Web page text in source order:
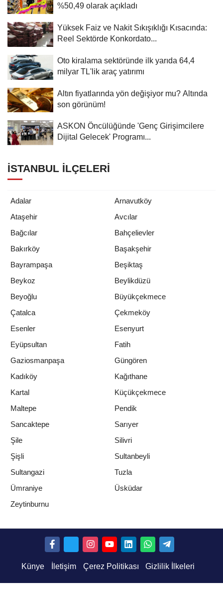
%50,49 olarak açıkladı
Yüksek Faiz ve Nakit Sıkışıklığı Kısacında:
Reel Sektörde Konkordato...
Oto kiralama sektöründe ilk yarıda 64,4
milyar TL'lik araç yatırımı
Altın fiyatlarında yön değişiyor mu? Altında
son görünüm!
ASKON Öncülüğünde 'Genç Girişimcilere
Dijital Gelecek' Programı...
İSTANBUL İLÇELERI
Adalar
Arnavutköy
Ataşehir
Avcılar
Bağcılar
Bahçelievler
Bakırköy
Başakşehir
Bayrampaşa
Beşiktaş
Beykoz
Beylikdüzü
Beyoğlu
Büyükçekmece
Çatalca
Çekmeköy
Esenler
Esenyurt
Eyüpsultan
Fatih
Gaziosmanpaşa
Güngören
Kadıköy
Kağıthane
Kartal
Küçükçekmece
Maltepe
Pendik
Sancaktepe
Sarıyer
Şile
Silivri
Şişli
Sultanbeyli
Sultangazi
Tuzla
Ümraniye
Üsküdar
Zeytinburnu
Künye İletişim Çerez Politikası Gizlilik İlkeleri